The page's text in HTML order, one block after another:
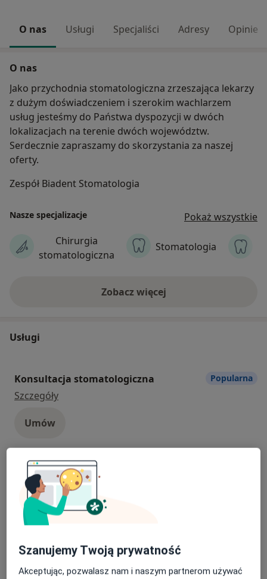
O nas Usługi Specjaliści Adresy Opinie
O nas
Jako przychodnia stomatologiczna zrzeszająca lekarzy
z dużym doświadczeniem i szerokim wachlarzem
usług jesteśmy do Państwa dyspozycji w dwóch
lokalizacjach na terenie dwóch województw.
Serdecznie zapraszamy do skorzystania za naszej
oferty.
Zespół Biadent Stomatologia
Nasze specjalizacje
Pokaż wszystkie
Chirurgia
stomatologiczna
Stomatologia
Zobacz więcej
Usługi
Konsultacja stomatologiczna
SzczegółyKonsultacja stomatologiczna
Umów
Popularna
Higienizacja
Od 350 zł
Szczegóły
Umów
Konsultacja chirurgiczna
200 zł
SzczegółyKonsultacja chirurgiczna
Szanujemy Twoją prywatność
Akceptując, pozwalasz nam i naszym partnerom używać